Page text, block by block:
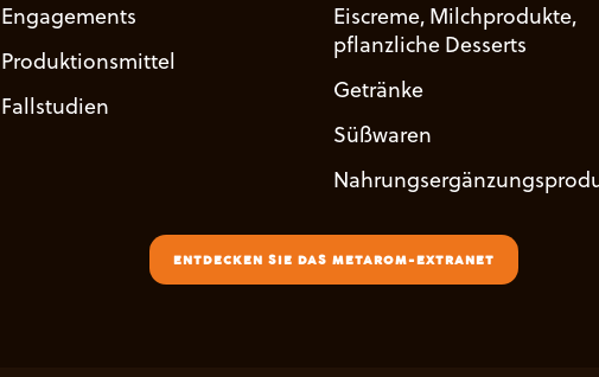
Engagements
Produktionsmittel
Fallstudien
Eiscreme, Milchprodukte,
pflanzliche Desserts
Getränke
Süßwaren
ENTDECKEN SIE DAS METAROM-EXTRANET